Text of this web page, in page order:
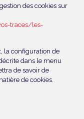
des cookies sur
traces/les-
la configuration de
dans le menu
de savoir de
de cookies.